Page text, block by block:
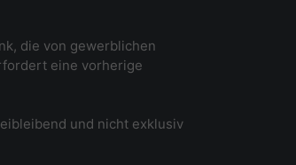
die von gewerblichen
eine vorherige
und nicht exklusiv